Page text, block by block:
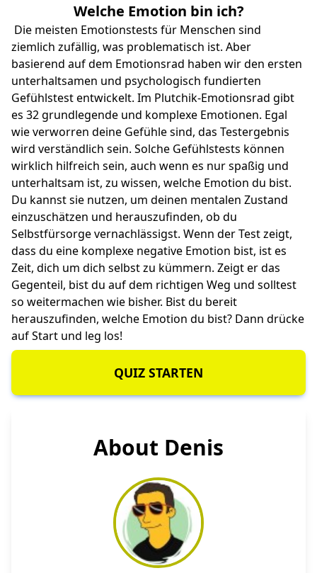
Welche Emotion bin ich?
Die meisten Emotionstests für Menschen sind
ziemlich zufällig, was problematisch ist. Aber
basierend auf dem Emotionsrad haben wir den ersten
unterhaltsamen und psychologisch fundierten
Gefühlstest entwickelt. Im Plutchik-Emotionsrad gibt
es 32 grundlegende und komplexe Emotionen. Egal
wie verworren deine Gefühle sind, das Testergebnis
wird verständlich sein. Solche Gefühlstests können
wirklich hilfreich sein, auch wenn es nur spaßig und
unterhaltsam ist, zu wissen, welche Emotion du bist.
Du kannst sie nutzen, um deinen mentalen Zustand
einzuschätzen und herauszufinden, ob du
Selbstfürsorge vernachlässigst. Wenn der Test zeigt,
dass du eine komplexe negative Emotion bist, ist es
Zeit, dich um dich selbst zu kümmern. Zeigt er das
Gegenteil, bist du auf dem richtigen Weg und solltest
so weitermachen wie bisher. Bist du bereit
herauszufinden, welche Emotion du bist? Dann drücke
auf Start und leg los!
QUIZ STARTEN
About Denis